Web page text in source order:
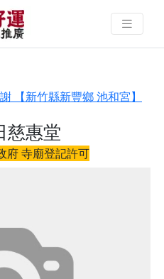
求好運 找到與
【新竹縣新豐鄉 池和宮】 贊
慈惠堂
府 寺廟登記許可